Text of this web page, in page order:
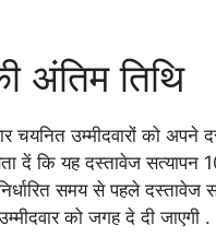
अंतिम तिथि
उम्मीदवारों को अपने
दें कि यह दस्तावेज सत्यापन
समय से पहले दस्तावेज
को जगह दे दी जाएगी .